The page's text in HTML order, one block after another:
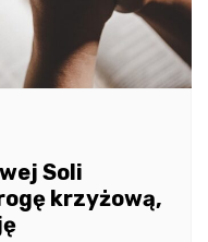
Soli
krzyżową,